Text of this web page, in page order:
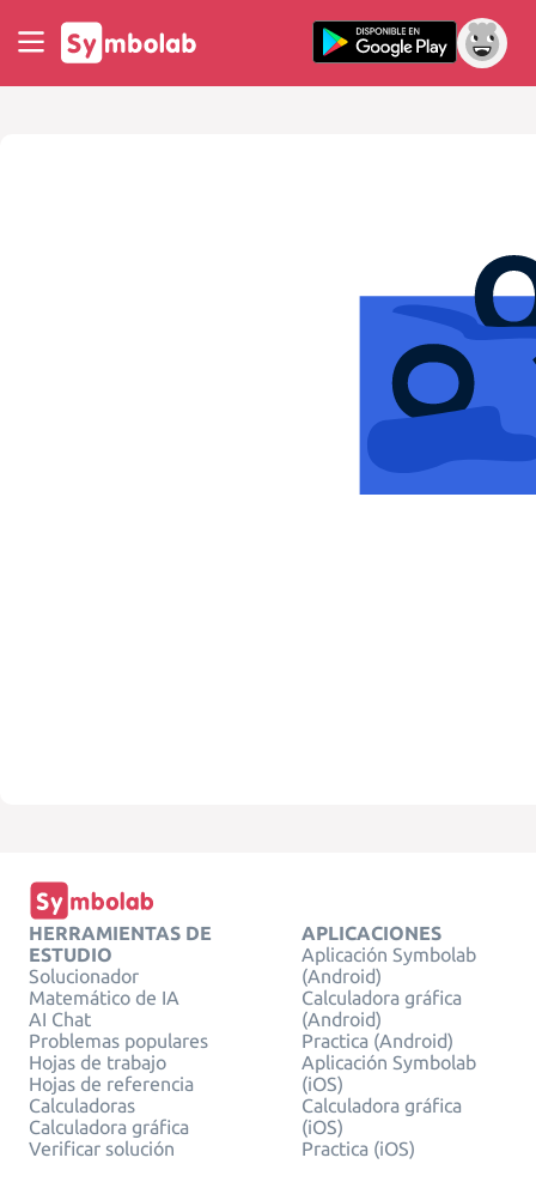
HERRAMIENTAS DE
ESTUDIO
Solucionador
Matemático de IA
AI Chat
Problemas populares
Hojas de trabajo
Hojas de referencia
Calculadoras
Calculadora gráfica
Verificar solución
APLICACIONES
Aplicación Symbolab
(Android)
Calculadora gráfica
(Android)
Practica (Android)
Aplicación Symbolab
(iOS)
Calculadora gráfica
(iOS)
Practica (iOS)